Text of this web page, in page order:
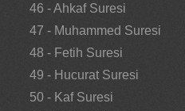
46 - Ahkaf Suresi
47 - Muhammed Suresi
48 - Fetih Suresi
49 - Hucurat Suresi
50 - Kaf Suresi